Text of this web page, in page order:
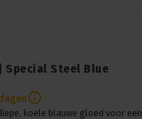
Special Steel Blue
koele blauwe gloed voor een